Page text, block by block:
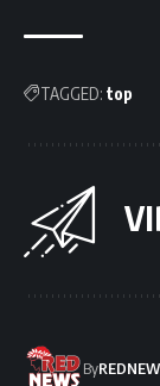
TAGGED: top
By